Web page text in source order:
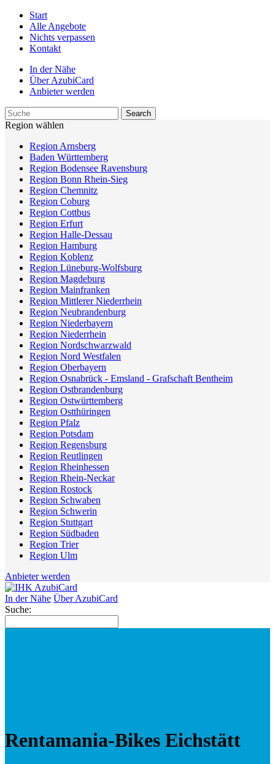
Start
Alle Angebote
Nichts verpassen
Kontakt
In der Nähe
Über AzubiCard
Anbieter werden
Region wählen
Region Arnsberg
Baden Württemberg
Region Bodensee Ravensburg
Region Bonn Rhein-Sieg
Region Chemnitz
Region Coburg
Region Cottbus
Region Erfurt
Region Halle-Dessau
Region Hamburg
Region Koblenz
Region Lüneburg-Wolfsburg
Region Magdeburg
Region Mainfranken
Region Mittlerer Niederrhein
Region Neubrandenburg
Region Niederbayern
Region Niederrhein
Region Nordschwarzwald
Region Nord Westfalen
Region Oberbayern
Region Osnabrück - Emsland - Grafschaft Bentheim
Region Ostbrandenburg
Region Ostwürttemberg
Region Ostthüringen
Region Pfalz
Region Potsdam
Region Regensburg
Region Reutlingen
Region Rheinhessen
Region Rhein-Neckar
Region Rostock
Region Schwaben
Region Schwerin
Region Stuttgart
Region Südbaden
Region Trier
Region Ulm
Anbieter werden
In der Nähe Über AzubiCard
Suche:
Rentamania-Bikes Eichstätt